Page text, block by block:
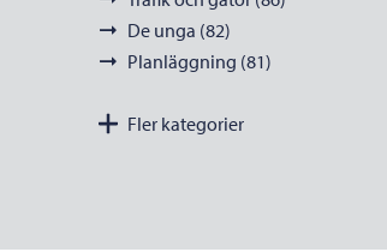
De unga (82)
Planläggning (81)
Fler kategorier